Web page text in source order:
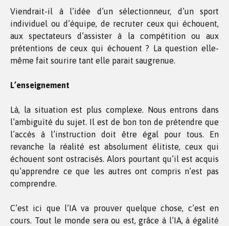
Viendrait-il à l’idée d’un sélectionneur, d’un sport
individuel ou d’équipe, de recruter ceux qui échouent,
aux spectateurs d’assister à la compétition ou aux
prétentions de ceux qui échouent ? La question elle-
même fait sourire tant elle parait saugrenue.
L’enseignement
Là, la situation est plus complexe. Nous entrons dans
l’ambiguïté du sujet. Il est de bon ton de prétendre que
l’accès à l’instruction doit être égal pour tous. En
revanche la réalité est absolument élitiste, ceux qui
échouent sont ostracisés. Alors pourtant qu’il est acquis
qu’apprendre ce que les autres ont compris n’est pas
comprendre.
C’est ici que l’IA va prouver quelque chose, c’est en
cours. Tout le monde sera ou est, grâce à l’IA, à égalité